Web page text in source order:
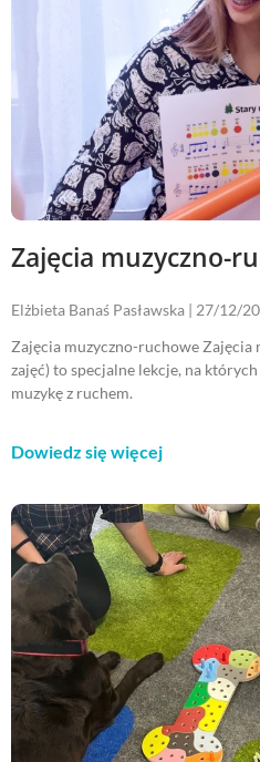
Zajęcia muzyczno-
Elżbieta Banaś Pasławska
27/12/
Zajęcia muzyczno-ruchowe Zajęcia
zajęć) to specjalne lekcje, na
muzykę z ruchem.
Dowiedz się więcej